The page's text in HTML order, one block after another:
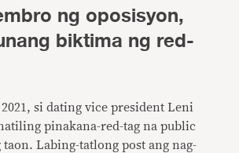
ng oposisyon,
biktima ng red-
si dating vice president Leni
pinakana-red-tag na public
Labing-tatlong post ang nag-